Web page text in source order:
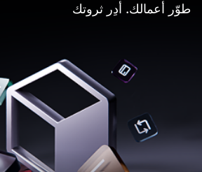
طوّر أعمالك. أدِر ثروتك